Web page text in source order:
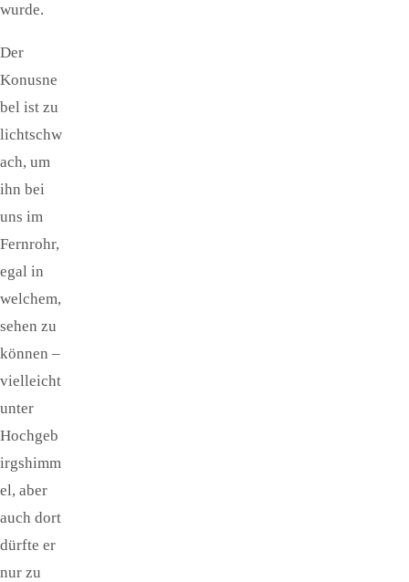
wurde.
Der
Konusne
bel ist zu
lichtschw
ach, um
ihn bei
uns im
Fernrohr,
egal in
welchem,
sehen zu
können –
vielleicht
unter
Hochgeb
irgshimm
el, aber
auch dort
dürfte er
nur zu